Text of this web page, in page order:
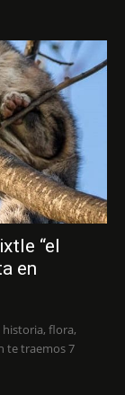
“el
en
historia, flora,
te traemos 7